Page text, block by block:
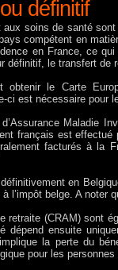
définitif
soins de santé
compétent en
en France, ce
définitif, le transfert de
le Carte
ci est nécessaire pour
Maladie
français est
facturés à la
en
l’impôt belge. A noter
retraite (CRAM) sont
dépend ensuite
la perte du
pour les